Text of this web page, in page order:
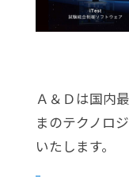
Ａ＆Ｄは国内
まのテクノロ
いたします。